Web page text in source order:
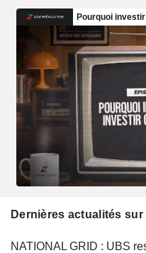
Dernières actualités
NATIONAL GRID : UBS